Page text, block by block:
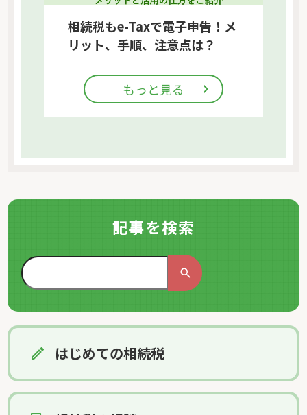
相続税もe-Taxで電子申告！メ
リット、手順、注意点は？
もっと見る
記事を検索
はじめての相続税